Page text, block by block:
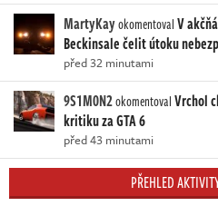
MartyKayokomentovalV
Beckinsale čelit útoku
před 32 minutami
9S1M0N2okomentovalVrchol
kritiku za GTA 6
před 43 minutami
PŘEHLED